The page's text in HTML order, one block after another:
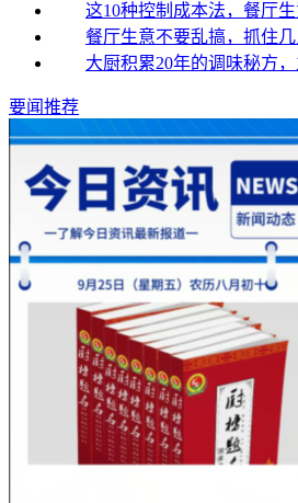
这10种控制成本法，餐厅生
餐厅生意不要乱搞，抓住几
大厨积累20年的调味秘方
要闻推荐